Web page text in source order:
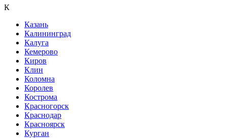
К
Казань
Калининград
Калуга
Кемерово
Киров
Клин
Коломна
Королев
Кострома
Красногорск
Краснодар
Красноярск
Курган